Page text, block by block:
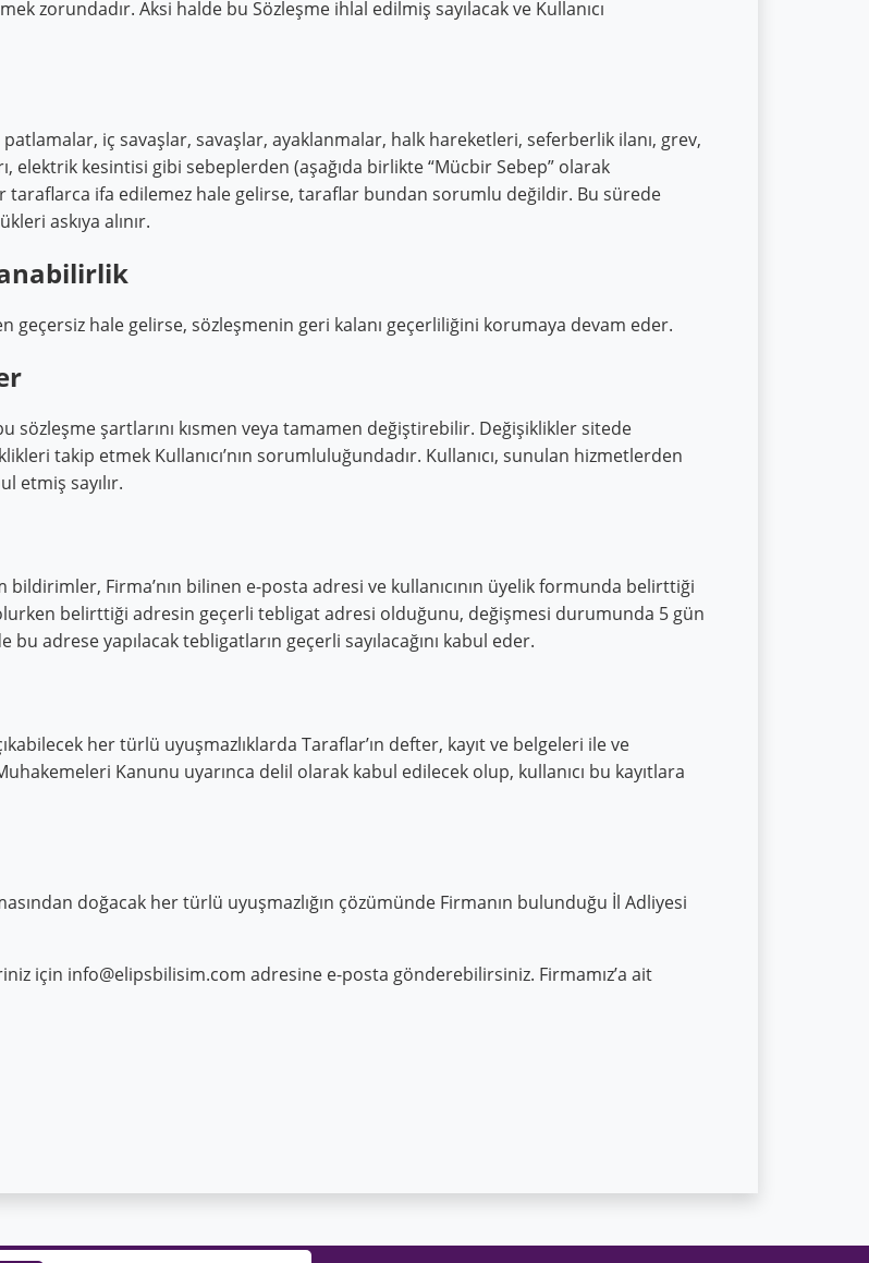
zorundadır. Aksi halde bu Sözleşme ihlal edilmiş sayılacak ve Kullanıcı
iç savaşlar, savaşlar, ayaklanmalar, halk hareketleri, seferberlik ilanı, grev,
elektrik kesintisi gibi sebeplerden (aşağıda birlikte “Mücbir Sebep” olarak
taraflarca ifa edilemez hale gelirse, taraflar bundan sorumlu değildir. Bu sürede
askıya alınır.
geçersiz hale gelirse, sözleşmenin geri kalanı geçerliliğini korumaya devam eder.
şartlarını kısmen veya tamamen değiştirebilir. Değişiklikler sitede
takip etmek Kullanıcı’nın sorumluluğundadır. Kullanıcı, sunulan hizmetlerden
etmiş sayılır.
Firma’nın bilinen e-posta adresi ve kullanıcının üyelik formunda belirttiği
olurken belirttiği adresin geçerli tebligat adresi olduğunu, değişmesi durumunda 5 gün
adrese yapılacak tebligatların geçerli sayılacağını kabul eder.
her türlü uyuşmazlıklarda Taraflar’ın defter, kayıt ve belgeleri ile ve
Kanunu uyarınca delil olarak kabul edilecek olup, kullanıcı bu kayıtlara
doğacak her türlü uyuşmazlığın çözümünde Firmanın bulunduğu İl Adliyesi
için info@elipsbilisim.com adresine e-posta gönderebilirsiniz. Firmamız’a ait